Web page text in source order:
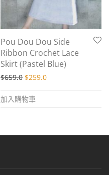
Pou Dou Dou Side
Ribbon Crochet Lace
Skirt (Pastel Blue)
$659.0 Original price was:
$259.0Current price is:
加入購物車